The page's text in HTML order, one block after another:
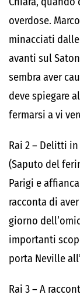
overdose.
minacciati
avanti sul
sembra aver
deve spiegare
fermarsi a vi
Rai 2 – Delitti
(Saputo del
Parigi e
racconta di
giorno
importanti
porta Neville
Rai 3 – A